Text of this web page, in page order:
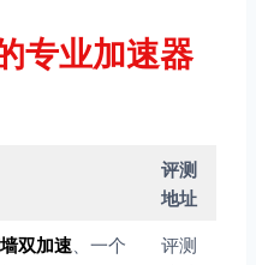
专业加速器
评测
地址
双加速、一个
评测